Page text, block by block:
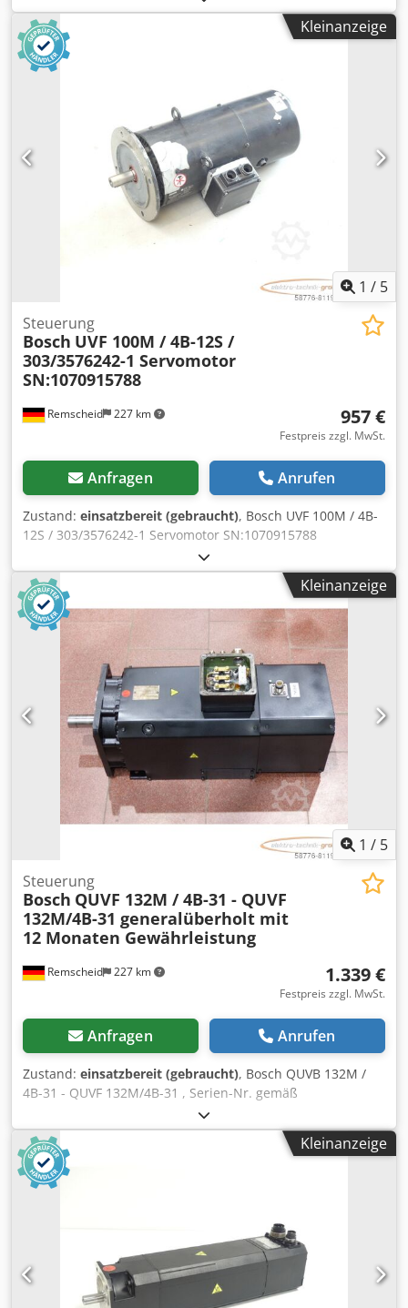
und getestet mit 12 Monaten Gewährleistung, 100%
funktionsfähig, Lieferumfang gem. Fotos,Für diesen Artikel
gelten nicht die vereinbarten Verkaufsrabatte. Preis bitte
separat erfragen!,ACHTUNG: Kosten für Verpackung und
Versand bitte separat anfragen! ATTENTION: Please
enquire for charges for packing and transport separately!
Dedpei D Hg Ajfx Ag Rjkr
Kleinanzeige
1 / 5
Remscheid 227 km
Steuerung
Bosch UVF 100M / 4B-12S /
303/3576242-1 Servomotor
SN:1070915788
957 €
Festpreis zzgl. MwSt.
Anfragen Anrufen
Zustand: einsatzbereit (gebraucht), Bosch UVF 100M / 4B-
12S / 303/3576242-1 Servomotor SN:1070915788
,gebraucht, normale Gebrauchsspuren, 100%
funktionsfähig, Lieferumfang gem. Fotos,ACHTUNG: Kosten
für Verpackung und Versand bitte separat anfragen!
ATTENTION: Please enquire for charges for packing and
transport separately! Dsdpfx Agei D Hg Hs Rskr
Kleinanzeige
1 / 5
Remscheid 227 km
Steuerung
Bosch QUVF 132M / 4B-31 - QUVF
132M/4B-31 generalüberholt mit
12 Monaten Gewährleistung
1.339 €
Festpreis zzgl. MwSt.
Anfragen Anrufen
Zustand: einsatzbereit (gebraucht), Bosch QUVB 132M /
4B-31 - QUVF 132M/4B-31 , Serien-Nr. gemäß
Foto,gebraucht, fachgerecht komplett überholt und
getestet mit 12 Monaten Gewährleistung, 100%
funktionsfähig, Lieferumfang gem. FotosACHTUNG: Kosten
für Verpackung und Versand bitte separat anfragen!
ATTENTION: Please enquire for charges for packing and
Kleinanzeige